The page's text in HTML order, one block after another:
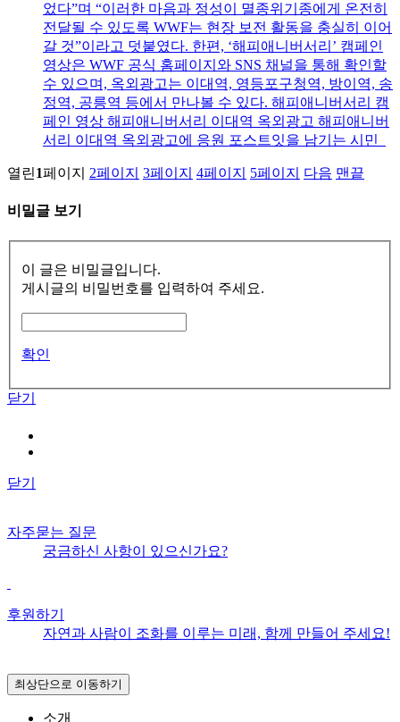
었다”며 “이러한 마음과 정성이 멸종위기종에게 온전히
전달될 수 있도록 WWF는 현장 보전 활동을 충실히 이어
갈 것”이라고 덧붙였다. 한편, ‘해피애니버서리’ 캠페인
영상은 WWF 공식 홈페이지와 SNS 채널을 통해 확인할
수 있으며, 옥외광고는 이대역, 영등포구청역, 방이역, 송
정역, 공릉역 등에서 만나볼 수 있다. 해피애니버서리 캠
페인 영상 해피애니버서리 이대역 옥외광고 해피애니버
서리 이대역 옥외광고에 응원 포스트잇을 남기는 시민
열린1페이지 2페이지 3페이지 4페이지 5페이지 다음 맨끝
비밀글 보기
이 글은 비밀글입니다.
게시글의 비밀번호를 입력하여 주세요.
확인
닫기
닫기
자주묻는 질문
궁금하신 사항이 있으신가요?
후원하기
자연과 사람이 조화를 이루는 미래, 함께 만들어 주세요!
최상단으로 이동하기
소개